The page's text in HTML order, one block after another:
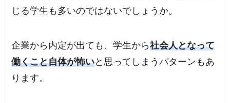
じる学生も多いのではないでしょうか。
企業から内定が出ても、学生から社会人となって
働くこと自体が怖いと思ってしまうパターンもあ
ります。